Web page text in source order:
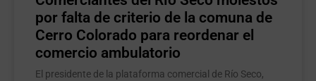
por falta de criterio de la comuna de
Cerro Colorado para reordenar el
comercio ambulatorio
El presidente de la plataforma comercial de Río Seco,